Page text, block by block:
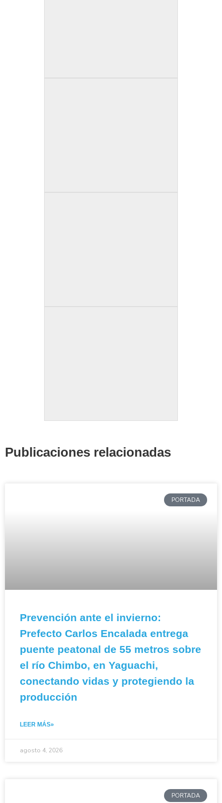
Publicaciones relacionadas
PORTADA
Prevención ante el invierno:
Prefecto Carlos Encalada entrega
puente peatonal de 55 metros sobre
el río Chimbo, en Yaguachi,
conectando vidas y protegiendo la
producción
LEER MÁS»
agosto 4, 2026
PORTADA